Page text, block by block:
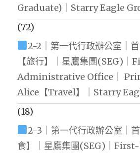
Graduate)｜Starry Eagle
(72)
2-2｜第一代行政辦公室｜
【旅行】｜星鷹集團(SEG)
Administrative Office｜
Alice【Travel】｜Starry
(18)
2-3｜第一代行政辦公室｜
食】｜星鷹集團(SEG)｜